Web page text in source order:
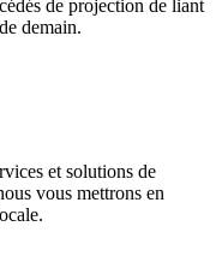
de projection de liant
demain.
et solutions de
vous mettrons en